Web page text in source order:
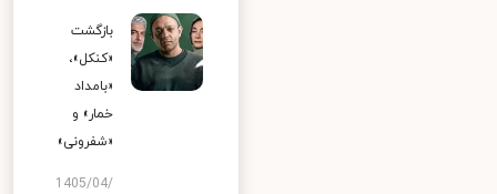
بازگشت
«کنکل»،
«بامداد
خمار» و
«شفرونی»
1405/04/